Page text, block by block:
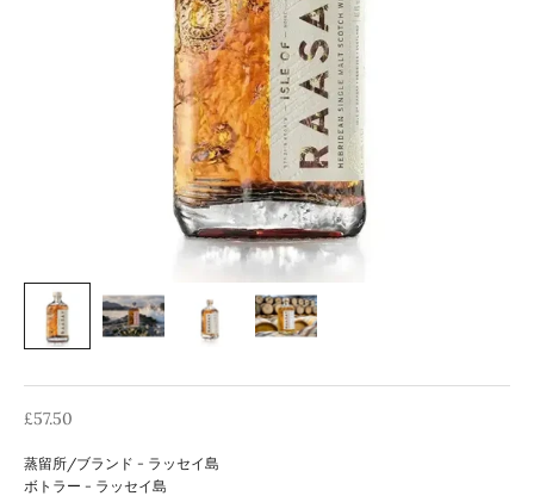
セール価格
£57.50
蒸留所/ブランド - ラッセイ島
ボトラー - ラッセイ島